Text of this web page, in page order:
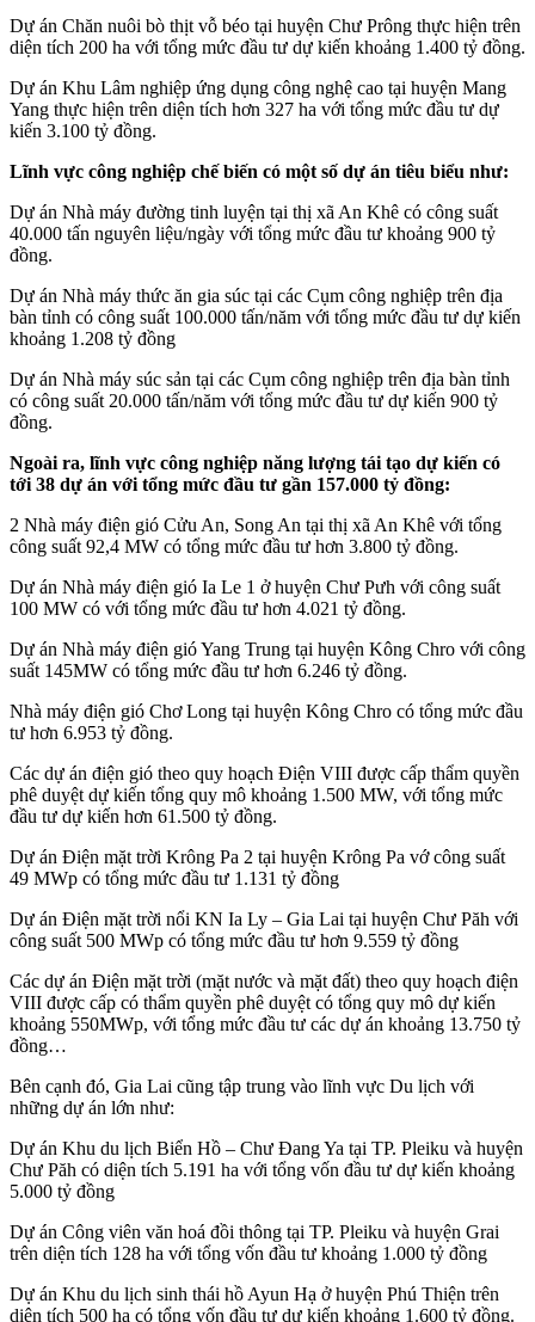
Dự án Chăn nuôi bò thịt vỗ béo tại huyện Chư Prông thực hiện trên
diện tích 200 ha với tổng mức đầu tư dự kiến khoảng 1.400 tỷ đồng.
Dự án Khu Lâm nghiệp ứng dụng công nghệ cao tại huyện Mang
Yang thực hiện trên diện tích hơn 327 ha với tổng mức đầu tư dự
kiến 3.100 tỷ đồng.
Lĩnh vực công nghiệp chế biến có một số dự án tiêu biểu như:
Dự án Nhà máy đường tinh luyện tại thị xã An Khê có công suất
40.000 tấn nguyên liệu/ngày với tổng mức đầu tư khoảng 900 tỷ
đồng.
Dự án Nhà máy thức ăn gia súc tại các Cụm công nghiệp trên địa
bàn tỉnh có công suất 100.000 tấn/năm với tổng mức đầu tư dự kiến
khoảng 1.208 tỷ đồng
Dự án Nhà máy súc sản tại các Cụm công nghiệp trên địa bàn tỉnh
có công suất 20.000 tấn/năm với tổng mức đầu tư dự kiến 900 tỷ
đồng.
Ngoài ra, lĩnh vực công nghiệp năng lượng tái tạo dự kiến có
tới 38 dự án với tổng mức đầu tư gần 157.000 tỷ đồng:
2 Nhà máy điện gió Cửu An, Song An tại thị xã An Khê với tổng
công suất 92,4 MW có tổng mức đầu tư hơn 3.800 tỷ đồng.
Dự án Nhà máy điện gió Ia Le 1 ở huyện Chư Pưh với công suất
100 MW có với tổng mức đầu tư hơn 4.021 tỷ đồng.
Dự án Nhà máy điện gió Yang Trung tại huyện Kông Chro với công
suất 145MW có tổng mức đầu tư hơn 6.246 tỷ đồng.
Nhà máy điện gió Chơ Long tại huyện Kông Chro có tổng mức đầu
tư hơn 6.953 tỷ đồng.
Các dự án điện gió theo quy hoạch Điện VIII được cấp thẩm quyền
phê duyệt dự kiến tổng quy mô khoảng 1.500 MW, với tổng mức
đầu tư dự kiến hơn 61.500 tỷ đồng.
Dự án Điện mặt trời Krông Pa 2 tại huyện Krông Pa vớ công suất
49 MWp có tổng mức đầu tư 1.131 tỷ đồng
Dự án Điện mặt trời nổi KN Ia Ly – Gia Lai tại huyện Chư Păh với
công suất 500 MWp có tổng mức đầu tư hơn 9.559 tỷ đồng
Các dự án Điện mặt trời (mặt nước và mặt đất) theo quy hoạch điện
VIII được cấp có thẩm quyền phê duyệt có tổng quy mô dự kiến
khoảng 550MWp, với tổng mức đầu tư các dự án khoảng 13.750 tỷ
đồng…
Bên cạnh đó, Gia Lai cũng tập trung vào lĩnh vực Du lịch với
những dự án lớn như:
Dự án Khu du lịch Biển Hồ – Chư Đang Ya tại TP. Pleiku và huyện
Chư Păh có diện tích 5.191 ha với tổng vốn đầu tư dự kiến khoảng
5.000 tỷ đồng
Dự án Công viên văn hoá đồi thông tại TP. Pleiku và huyện Grai
trên diện tích 128 ha với tổng vốn đầu tư khoảng 1.000 tỷ đồng
Dự án Khu du lịch sinh thái hồ Ayun Hạ ở huyện Phú Thiện trên
diện tích 500 ha có tổng vốn đầu tư dự kiến khoảng 1.600 tỷ đồng.